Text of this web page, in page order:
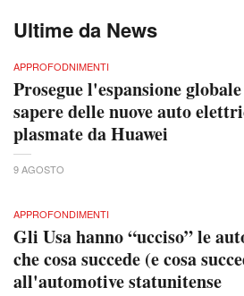
Ultime da News
APPROFODNIMENTI
Prosegue l'espansione
sapere delle nuove auto
plasmate da Huawei
9 AGOSTO
APPROFONDIMENTI
Gli Usa hanno “ucciso” le
che cosa succede (e cosa
all'automotive statunitense